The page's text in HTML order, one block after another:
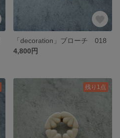
「decoration」ブローチ 018
4,800円
残り1点